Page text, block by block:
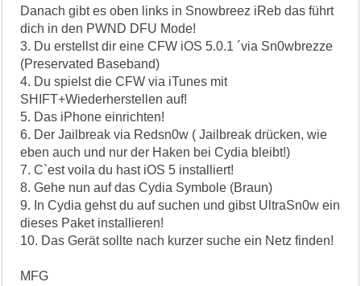
Danach gibt es oben links in Snowbreez iReb das führt
dich in den PWND DFU Mode!
3. Du erstellst dir eine CFW iOS 5.0.1 ´via Sn0wbrezze
(Preservated Baseband)
4. Du spielst die CFW via iTunes mit
SHIFT+Wiederherstellen auf!
5. Das iPhone einrichten!
6. Der Jailbreak via Redsn0w ( Jailbreak drücken, wie
eben auch und nur der Haken bei Cydia bleibt!)
7. C`est voila du hast iOS 5 installiert!
8. Gehe nun auf das Cydia Symbole (Braun)
9. In Cydia gehst du auf suchen und gibst UltraSn0w ein
dieses Paket installieren!
10. Das Gerät sollte nach kurzer suche ein Netz finden!
MFG